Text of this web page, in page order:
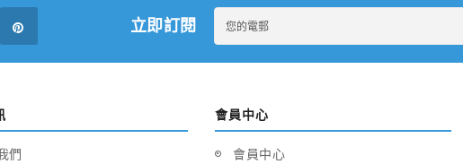
立即訂閱
們
會員中心
會員中心